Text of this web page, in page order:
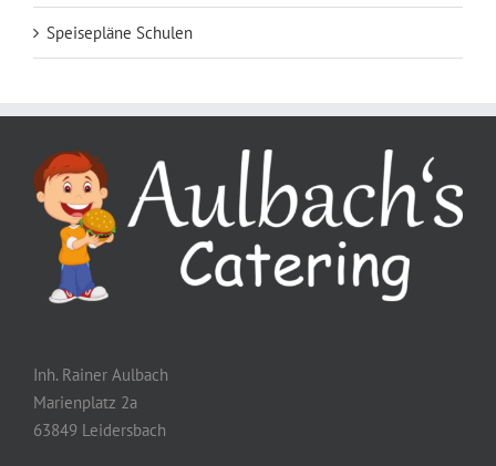
Speisepläne Schulen
Inh. Rainer Aulbach
Marienplatz 2a
63849 Leidersbach